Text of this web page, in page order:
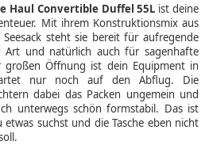
Haul Convertible Duffel 55L ist deine
Mit ihrem Konstruktionsmix aus
Seesack steht sie bereit für aufregende
Art und natürlich auch für sagenhafte
großen Öffnung ist dein Equipment in
nur noch auf den Abflug. Die
dabei das Packen ungemein und
unterwegs schön formstabil. Das ist
suchst und die Tasche eben nicht